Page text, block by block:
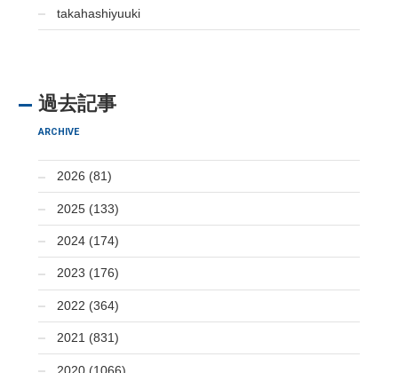
takahashiyuuki
過去記事
ARCHIVE
2026 (81)
2025 (133)
2024 (174)
2023 (176)
2022 (364)
2021 (831)
2020 (1066)